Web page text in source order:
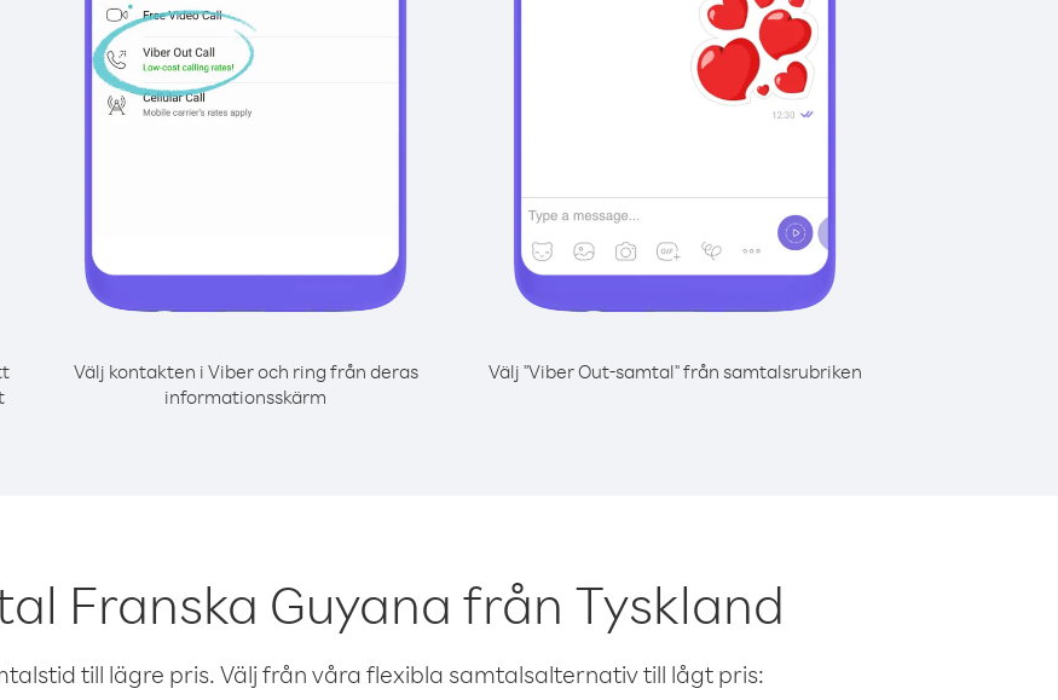
Välj kontakten i Viber och ring från deras
informationsskärm
Välj "Viber Out-samtal" från samtalsrubriken
Franska Guyana från Tyskland
till lägre pris. Välj från våra flexibla samtalsalternativ till lågt pris: